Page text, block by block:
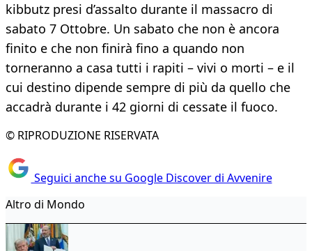
kibbutz presi d’assalto durante il massacro di
sabato 7 Ottobre. Un sabato che non è ancora
finito e che non finirà fino a quando non
torneranno a casa tutti i rapiti – vivi o morti – e il
cui destino dipende sempre di più da quello che
accadrà durante i 42 giorni di cessate il fuoco.
© RIPRODUZIONE RISERVATA
Seguici anche su Google Discover di Avvenire
Altro di Mondo